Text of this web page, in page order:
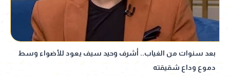
بعد سنوات من الغياب.. أشرف وحيد سيف يعود للأضواء وسط
دموع وداع شقيقته